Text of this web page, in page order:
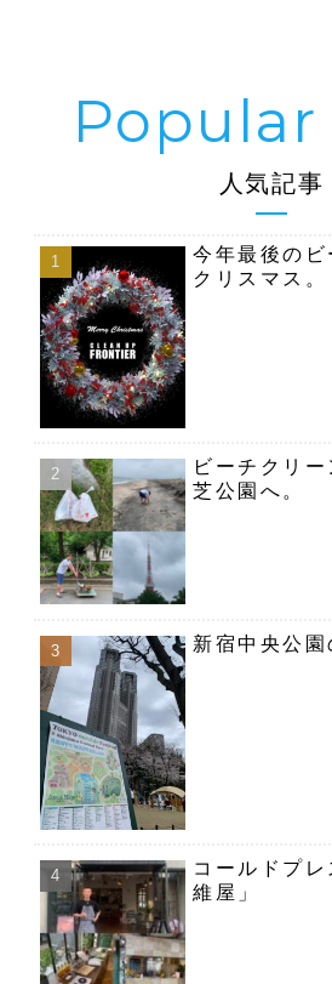
人気記事
今年最後の
クリスマス。
ビーチクリ
芝公園へ。
新宿中央公園
コールドプ
維屋」